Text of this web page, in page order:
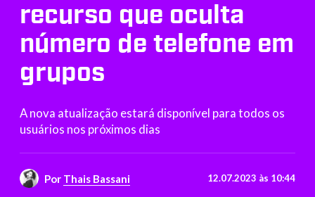
recurso que oculta
número de telefone em
grupos
A nova atualização estará disponível para todos os
usuários nos próximos dias
Por Thais Bassani 12.07.2023 às 10:44